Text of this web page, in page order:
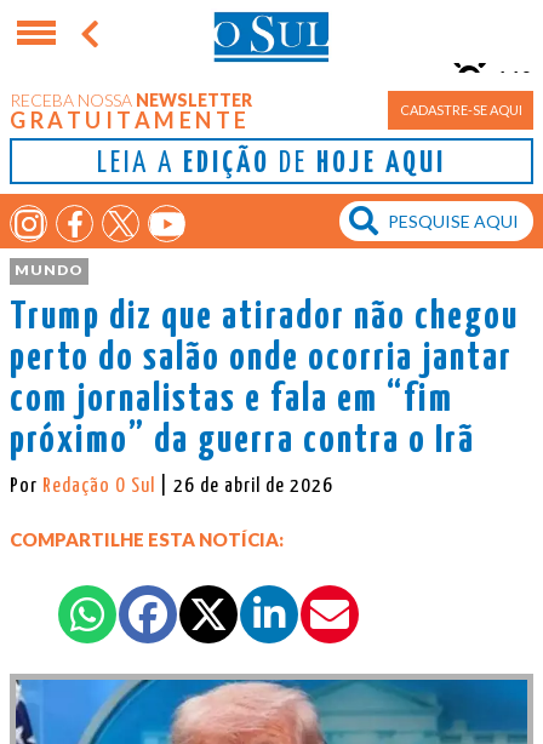
RECEBA NOSSA NEWSLETTER
GRATUITAMENTE CADASTRE-SE AQUI
LEIA A EDIÇÃO DE HOJE AQUI
Porto Alegre
11°
MUNDO
Trump diz que atirador não chegou
perto do salão onde ocorria jantar
com jornalistas e fala em “fim
próximo” da guerra contra o Irã
Por Redação O Sul | 26 de abril de 2026
COMPARTILHE ESTA NOTÍCIA: